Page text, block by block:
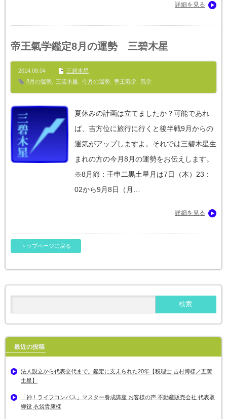
詳細を見る
帝王氣学鑑定8月の運勢 三碧木星
2014.08.04
三碧木星
8月の運勢
三碧木星 今月の運勢 帝王氣学 気学
夏休みの計画は立てましたか？可能であれ
ば、吉方位に旅行に行くと後半戦9月からの
運気がアップしますよ。それでは三碧木星生
まれの方の今月8月の運勢をお伝えします。
※8月節：壬申二黒土星月は7日（木）23：
02から9月8日（月…
詳細を見る
トップページに戻る
最近の投稿
法人設立から代表交代まで。鑑定に支えられた20年【税理士 吉村博様／五黄
土星】
「神！ライフコンパス」マスター養成講座 お客様の声 不動産販売会社 代表取
締役 衣袋貴康様